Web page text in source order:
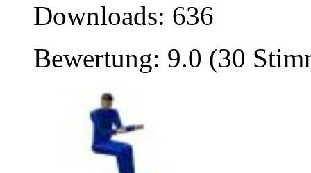
Downloads: 636
Bewertung: 9.0 (30